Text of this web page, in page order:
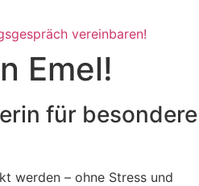
vereinbaren!
Emel!
für besondere
werden – ohne Stress und